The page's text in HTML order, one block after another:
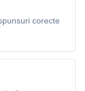
corecte